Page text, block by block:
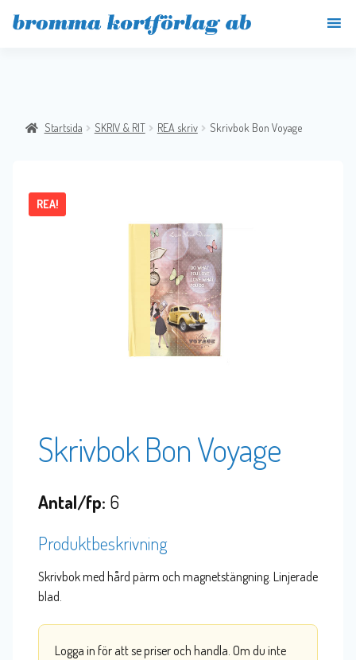
Startsida SKRIV & RIT REA skriv Skrivbok Bon Voyage
REA!
Skrivbok Bon Voyage
Antal/fp: 6
Produktbeskrivning
Skrivbok med hård pärm och magnetstängning. Linjerade
blad.
Logga in för att se priser och handla. Om du inte